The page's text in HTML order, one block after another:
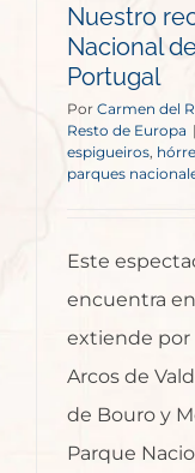
Nuestro
Nacional
Portugal
Por Carmen del
Resto de Europa |
espigueiros,
parques
Este
encuentra
extiende por
Arcos de
de Bouro y
Parque